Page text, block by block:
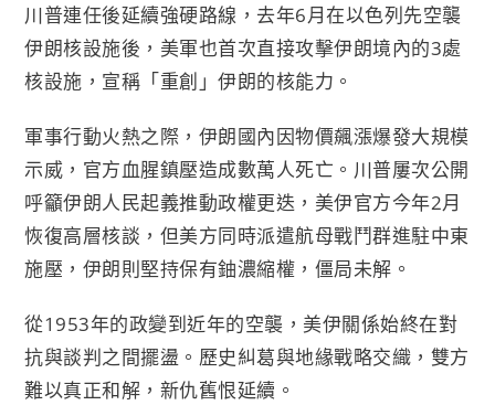
川普連任後延續強硬路線，去年6月在以色列先空襲
伊朗核設施後，美軍也首次直接攻擊伊朗境內的3處
核設施，宣稱「重創」伊朗的核能力。
軍事行動火熱之際，伊朗國內因物價飆漲爆發大規模
示威，官方血腥鎮壓造成數萬人死亡。川普屢次公開
呼籲伊朗人民起義推動政權更迭，美伊官方今年2月
恢復高層核談，但美方同時派遣航母戰鬥群進駐中東
施壓，伊朗則堅持保有鈾濃縮權，僵局未解。
從1953年的政變到近年的空襲，美伊關係始終在對
抗與談判之間擺盪。歷史糾葛與地緣戰略交織，雙方
難以真正和解，新仇舊恨延續。